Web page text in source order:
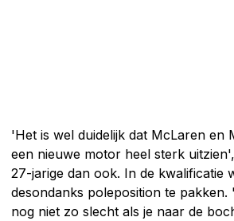
'Het is wel duidelijk dat McLaren en
een nieuwe motor heel sterk
27-jarige dan ook. In de kwalificatie
desondanks poleposition te pakken.
nog niet zo slecht als je naar de